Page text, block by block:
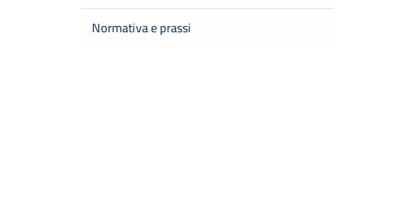
Normativa e prassi